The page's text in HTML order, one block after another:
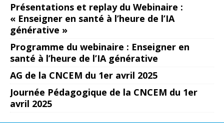
Présentations et replay du Webinaire :
« Enseigner en santé à l’heure de l’IA
générative »
Programme du webinaire : Enseigner en
santé à l’heure de l’IA générative
AG de la CNCEM du 1er avril 2025
Journée Pédagogique de la CNCEM du 1er
avril 2025